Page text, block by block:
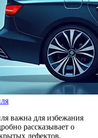
важна для избежания
рассказывает о
дефектов,